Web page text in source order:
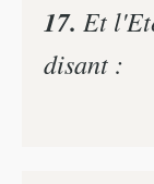
17. Et
disant :